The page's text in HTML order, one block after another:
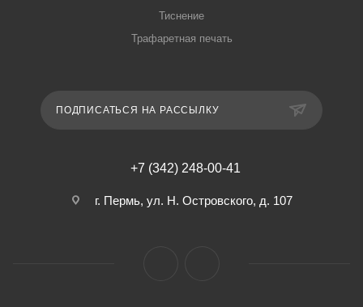
Тиснение
Трафаретная печать
ПОДПИСАТЬСЯ НА РАССЫЛКУ
+7 (342) 248-00-41
г. Пермь, ул. Н. Островского, д. 107